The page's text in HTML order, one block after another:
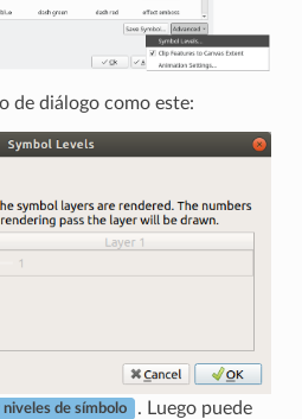
de diálogo como este:
de símbolo
. Luego puede